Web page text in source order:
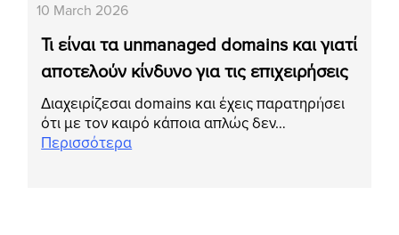
10 March 2026
Τι είναι τα unmanaged domains και γιατί
αποτελούν κίνδυνο για τις επιχειρήσεις
Διαχειρίζεσαι domains και έχεις παρατηρήσει
ότι με τον καιρό κάποια απλώς δεν…
Περισσότερα